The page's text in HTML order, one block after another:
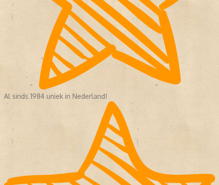
Al sinds 1984 uniek in Nederland!